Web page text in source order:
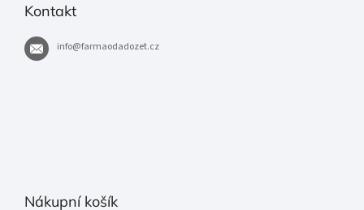
Kontakt
info@farmaodadozet.cz
Nákupní košík